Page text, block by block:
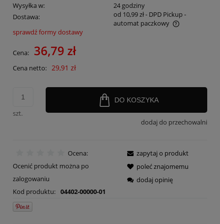
Wysyłka w:
24 godziny
Dostawa:
od 10,99 zł- DPD Pickup -
automat paczkowy
Cena nie zawiera ewentualnych kosztów płatności
sprawdź formy dostawy
Cena: 36,79 zł
Cena netto: 29,91 zł
szt.
DO KOSZYKA
dodaj do przechowalni
Ocena:
Ocenić produkt można po
zalogowaniu
Kod produktu: 04402-00000-01
zapytaj o produkt
poleć znajomemu
dodaj opinię